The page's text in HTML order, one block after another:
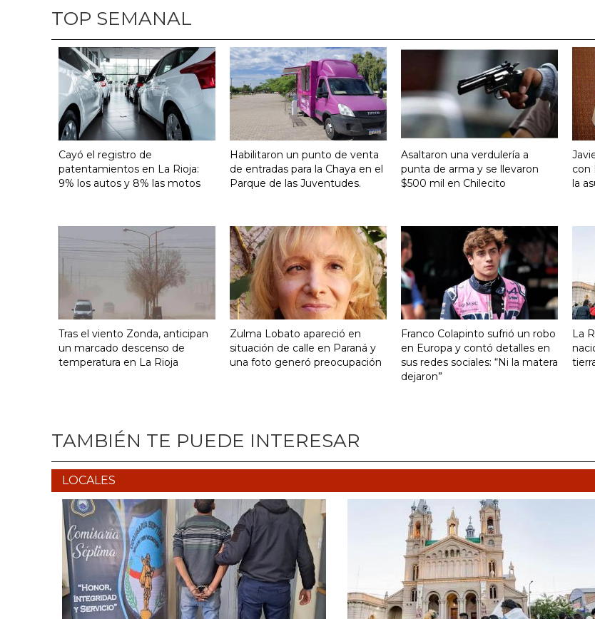
TOP SEMANAL
Cayó el registro de
patentamientos en La Rioja:
9% los autos y 8% las motos
Habilitaron un punto de venta
de entradas para la Chaya en el
Parque de las Juventudes.
Asaltaron una verdulería a
punta de arma y se llevaron
$500 mil en Chilecito
con
la
Tras el viento Zonda, anticipan
un marcado descenso de
temperatura en La Rioja
Zulma Lobato apareció en
situación de calle en Paraná y
una foto generó preocupación
Franco Colapinto sufrió un robo
en Europa y contó detalles en
sus redes sociales: “Ni la matera
dejaron”
La
TAMBIÉN TE PUEDE INTERESAR
LOCALES